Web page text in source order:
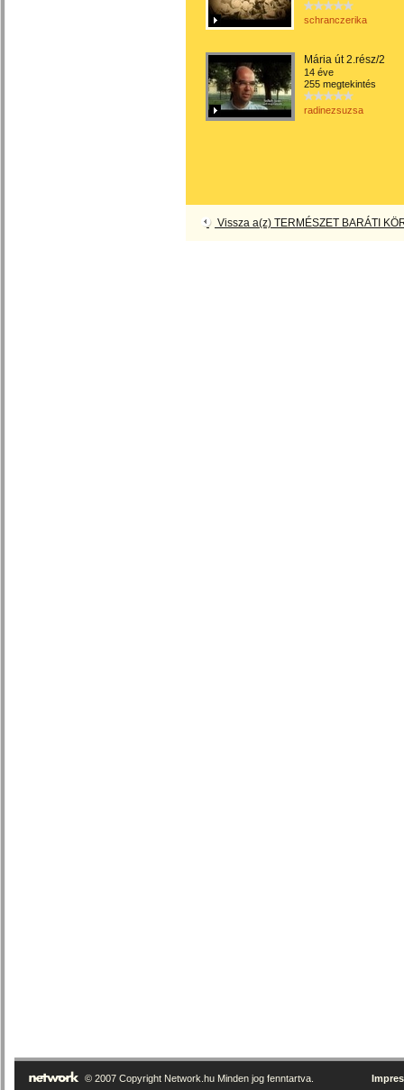
schranczerika
Mária út 2.rész/2
14 éve
255 megtekintés
radinezsuzsa
Vissza a(z) TERMÉSZET BARÁTI
© 2007 Copyright Network.hu Minden jog fenntartva.